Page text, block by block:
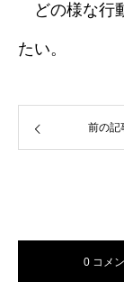
どの様な行
たい。
前の記
0 コメ